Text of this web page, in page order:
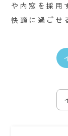
や内窓を採用
快適に過ごせ